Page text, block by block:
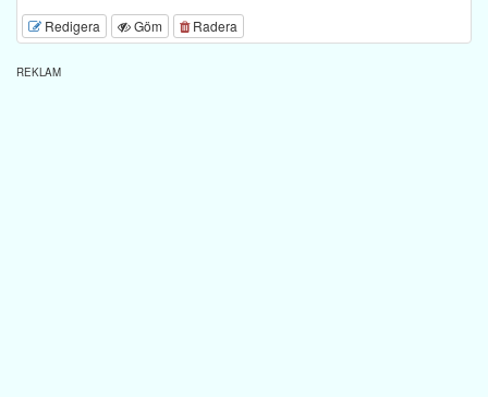
Redigera Göm Radera
REKLAM